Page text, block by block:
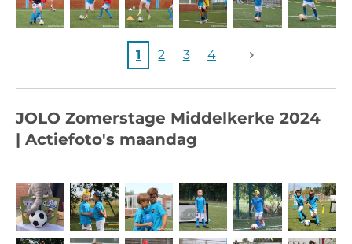
1 2 3 4
JOLO Zomerstage Middelkerke 2024
| Actiefoto's maandag